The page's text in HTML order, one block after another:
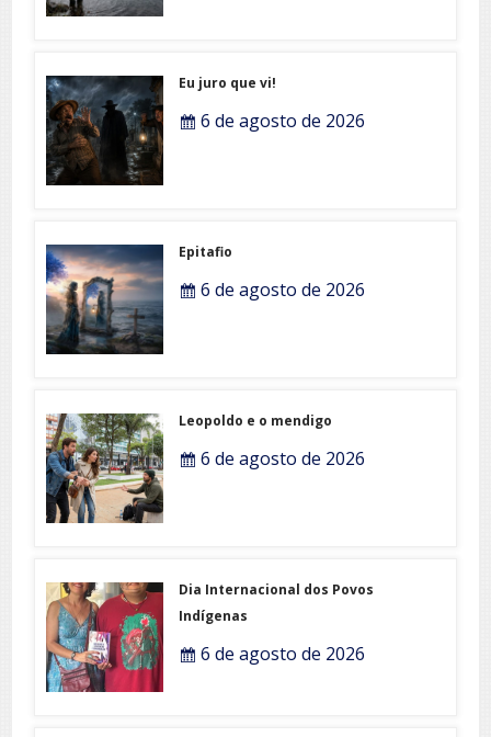
Eu juro que vi!
6 de agosto de 2026
Epitafio
6 de agosto de 2026
Leopoldo e o mendigo
6 de agosto de 2026
Dia Internacional dos Povos
Indígenas
6 de agosto de 2026